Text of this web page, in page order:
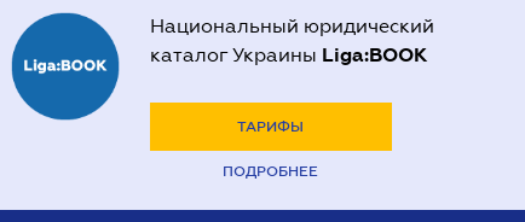
Национальный юридический
каталог Украины Liga:BOOK
ТАРИФЫ
ПОДРОБНЕЕ